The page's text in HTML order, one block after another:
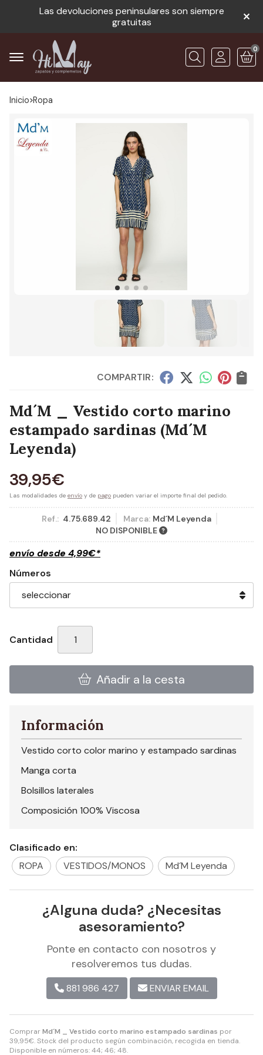
Las devoluciones peninsulares son siempre
gratuitas
Buscar
0
Inicio ropa
COMPARTIR:
Md´M _ Vestido corto marino
estampado sardinas (Md´M
Leyenda)
39,95€
Las modalidades de envío y de pago pueden variar el importe final del pedido.
Ref.: 4.75.689.42 Marca: Md´M Leyenda
NO DISPONIBLE
envío desde 4,99€*
Números
Cantidad
Añadir a la cesta
ComprarMd´M _ Vestido corto marino estampado sardinas por
39,95€. Stock del producto según combinación, recogida en tienda.
Disponible en números: 44; 46; 48.
Información
Vestido corto color marino y estampado sardinas
Manga corta
Bolsillos laterales
Composición 100% Viscosa
Clasificado en:
ROPA
VESTIDOS/MONOS Md´M Leyenda
¿Alguna duda? ¿Necesitas
asesoramiento?
Ponte en contacto con nosotros y
resolveremos tus dudas.
881 986 427 ENVIAR EMAIL